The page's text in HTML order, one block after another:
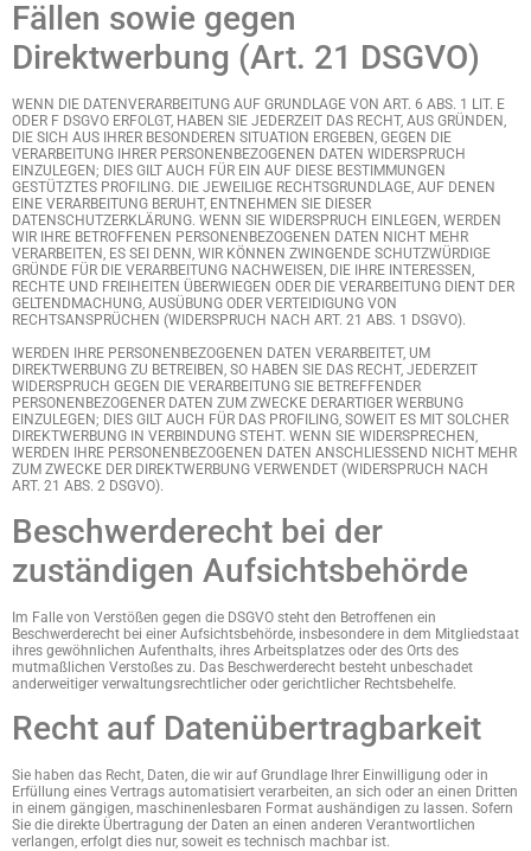
Fällen sowie gegen
Direktwerbung (Art. 21 DSGVO)
WENN DIE DATENVERARBEITUNG AUF GRUNDLAGE VON ART. 6 ABS. 1 LIT. E
ODER F DSGVO ERFOLGT, HABEN SIE JEDERZEIT DAS RECHT, AUS GRÜNDEN,
DIE SICH AUS IHRER BESONDEREN SITUATION ERGEBEN, GEGEN DIE
VERARBEITUNG IHRER PERSONENBEZOGENEN DATEN WIDERSPRUCH
EINZULEGEN; DIES GILT AUCH FÜR EIN AUF DIESE BESTIMMUNGEN
GESTÜTZTES PROFILING. DIE JEWEILIGE RECHTSGRUNDLAGE, AUF DENEN
EINE VERARBEITUNG BERUHT, ENTNEHMEN SIE DIESER
DATENSCHUTZERKLÄRUNG. WENN SIE WIDERSPRUCH EINLEGEN, WERDEN
WIR IHRE BETROFFENEN PERSONENBEZOGENEN DATEN NICHT MEHR
VERARBEITEN, ES SEI DENN, WIR KÖNNEN ZWINGENDE SCHUTZWÜRDIGE
GRÜNDE FÜR DIE VERARBEITUNG NACHWEISEN, DIE IHRE INTERESSEN,
RECHTE UND FREIHEITEN ÜBERWIEGEN ODER DIE VERARBEITUNG DIENT DER
GELTENDMACHUNG, AUSÜBUNG ODER VERTEIDIGUNG VON
RECHTSANSPRÜCHEN (WIDERSPRUCH NACH ART. 21 ABS. 1 DSGVO).
WERDEN IHRE PERSONENBEZOGENEN DATEN VERARBEITET, UM
DIREKTWERBUNG ZU BETREIBEN, SO HABEN SIE DAS RECHT, JEDERZEIT
WIDERSPRUCH GEGEN DIE VERARBEITUNG SIE BETREFFENDER
PERSONENBEZOGENER DATEN ZUM ZWECKE DERARTIGER WERBUNG
EINZULEGEN; DIES GILT AUCH FÜR DAS PROFILING, SOWEIT ES MIT SOLCHER
DIREKTWERBUNG IN VERBINDUNG STEHT. WENN SIE WIDERSPRECHEN,
WERDEN IHRE PERSONENBEZOGENEN DATEN ANSCHLIESSEND NICHT MEHR
ZUM ZWECKE DER DIREKTWERBUNG VERWENDET (WIDERSPRUCH NACH
ART. 21 ABS. 2 DSGVO).
Beschwerde­recht bei der
zuständigen Aufsichts­behörde
Im Falle von Verstößen gegen die DSGVO steht den Betroffenen ein
Beschwerderecht bei einer Aufsichtsbehörde, insbesondere in dem Mitgliedstaat
ihres gewöhnlichen Aufenthalts, ihres Arbeitsplatzes oder des Orts des
mutmaßlichen Verstoßes zu. Das Beschwerderecht besteht unbeschadet
anderweitiger verwaltungsrechtlicher oder gerichtlicher Rechtsbehelfe.
Recht auf Daten­übertrag­barkeit
Sie haben das Recht, Daten, die wir auf Grundlage Ihrer Einwilligung oder in
Erfüllung eines Vertrags automatisiert verarbeiten, an sich oder an einen Dritten
in einem gängigen, maschinenlesbaren Format aushändigen zu lassen. Sofern
Sie die direkte Übertragung der Daten an einen anderen Verantwortlichen
verlangen, erfolgt dies nur, soweit es technisch machbar ist.